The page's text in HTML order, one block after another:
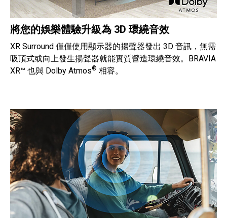
將您的娛樂體驗升級為 3D 環繞音效
XR Surround 僅僅使用顯示器的揚聲器發出 3D 音訊，無需
吸頂式或向上發生揚聲器就能實質營造環繞音效。BRAVIA
XR™ 也與 Dolby Atmos® 相容。